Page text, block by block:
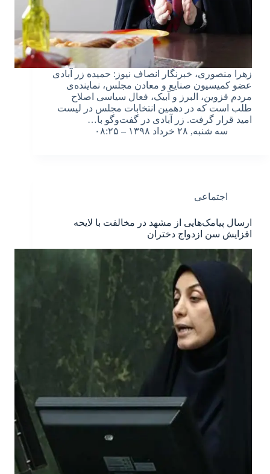
زهرا منصوری، خبرنگار انصاف نیوز: حمیده زر آبادی
عضو کمیسیون صنایع و معادن مجلس، نماینده‌ی
مردم قزوین، البرز و آبیک، فعال سیاسی اصلاح
طلب است که در دهمین انتخابات مجلس در لیست
امید قرار گرفت. زر آبادی در گفت‌وگو با…
سه شنبه, ۲۸ خرداد ۱۳۹۸ – ۰۸:۲۵
اجتماعی
ارسال پیامک‌هایی از مشهد در مخالفت با لایحه
افزایش سن ازدواج دختران